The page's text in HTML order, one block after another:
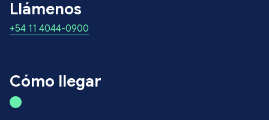
Llámenos
+54 11 4044-0900
Cómo llegar